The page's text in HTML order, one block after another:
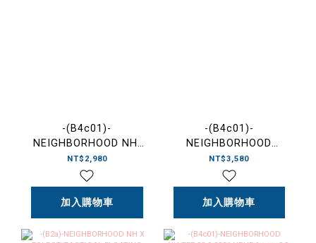
-(B4c01)-
NEIGHBORHOOD NH.
TEE SS-5 NBHD SS26
水洗 仿舊 短T-
261PCNH-ST05
NT$2,980
加入購物車
-(B4c01)-
NEIGHBORHOOD
SHELTECH CREWNECK
SS-2 NBHD SS26 背後
大字 涼感 隔熱 速乾 短
TEE-261BWNH-CSM02
NT$3,580
加入購物車